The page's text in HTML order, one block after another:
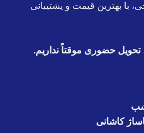
با بهترین قیمت و پشتیبانی
حضوری موقتاً نداریم.
کاشانی